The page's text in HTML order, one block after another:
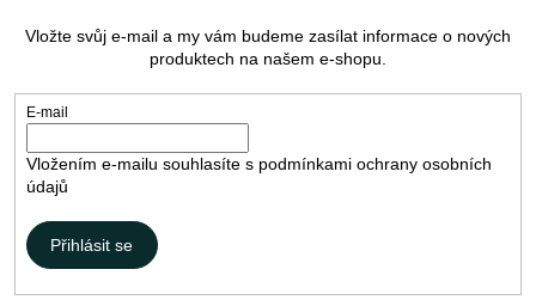
Vložte svůj e-mail a my vám budeme zasílat informace o nových
produktech na našem e-shopu.
E-mail
Vložením e-mailu souhlasíte s podmínkami ochrany osobních
údajů
Přihlásit se